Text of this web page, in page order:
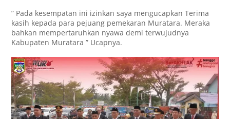
” Pada kesempatan ini izinkan saya mengucapkan Terima
kasih kepada para pejuang pemekaran Muratara. Meraka
bahkan mempertaruhkan nyawa demi terwujudnya
Kabupaten Muratara ” Ucapnya. ‎